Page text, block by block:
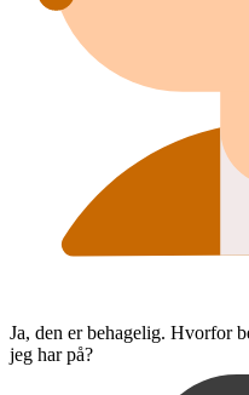
Ja, den er behagelig. Hvorfor
jeg har på?